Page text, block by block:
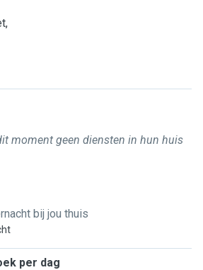
moment geen diensten in hun huis
bij jou thuis
per dag